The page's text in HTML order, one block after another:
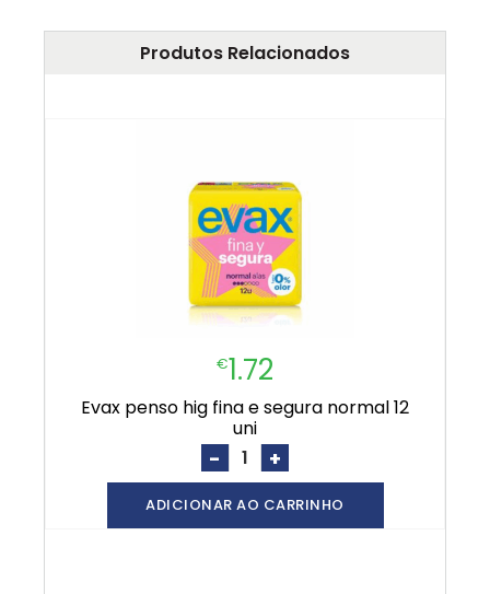
Produtos Relacionados
€1.72
evax penso hig fina e segura normal 12
uni
- +
ADICIONAR AO CARRINHO